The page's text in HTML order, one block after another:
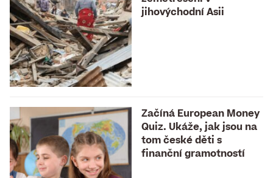
jihovýchodní Asii
Začíná European Money
Quiz. Ukáže, jak jsou na
tom české děti s
finanční gramotností